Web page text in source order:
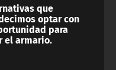
que
optar con
para
el armario.